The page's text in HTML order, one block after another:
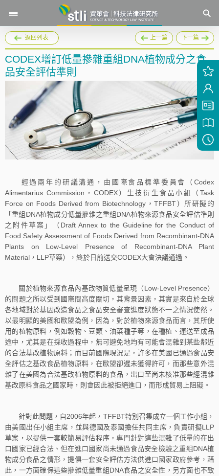
返回列表 上一篇 下一篇
CODEX增訂低量摻雜重組DNA植物成分之食
品安全評估準則
經過兩年的研議溝通，由國際食品標準委員會（Codex
Alimentarius Commission，CODEX）生技衍生食品小組（Task
Force on Foods Derived from Biotechnology，TFFBT）所研擬的
「重組DNA植物成分低量摻雜之重組DNA植物來源食品安全評估準則
之附件草案」（Draft Annex to the Guideline for the Conduct of
Food Safety Assessment of Foods Derived from Recombinant-DNA
Plants on Low-Level Presence of Recombinant-DNA Plant
Material，LLP草案），終於日前送交CODEX大會決議通過。
關於植物來源食品內基改物質低量呈現（Low-Level Presence）
的問題之所以受到國際間高度關切，其背景因素，其實是來自於全球
各地域對於基因改造食品之食品安全審查進度狀態不一之情況使然。
以最明顯的美國和歐盟為例，因為，對於植物來源食品而言，其所使
用的植物原料，例如穀物、豆類、油菜種子等，在種植、運送至成品
途中，尤其是在採收過程中，無可避免地均有可能會混雜到某些鄰近
的合法基改植物原料；而目前國際現況是，許多在美國已通過食品安
全評估之基改食品植物原料，在歐盟卻遲未獲得許可，而那些意外混
雜了在美國為合法基改植物原料的食品，出口至尚未核准那些經混雜
基改原料食品之國家時，則會因此被拒絕進口，而形成貿易上阻礙。
針對此問題，自2006年起，TFFBT特別召集成立一個工作小組，
由美國出任小組主席，並與德國及泰國擔任共同主席，負責研擬LLP
草案，以提供一套較簡易評估程序，專門針對這些混雜了低量的在出
口國家已經合法、但在進口國家尚未通過食品安全檢驗之重組DNA植
物成分食品之情形，提俱一套安全評估方法供進口國家政府參考，藉
此，一方面確保這些摻雜低量重組DNA食品之安全性，另方面也不致